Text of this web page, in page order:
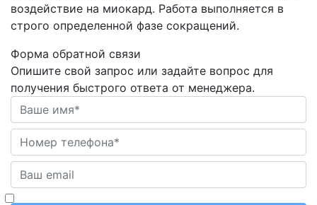
воздействие на миокард. Работа выполняется в
строго определенной фазе сокращений.
Форма обратной связи
Опишите свой запрос или задайте вопрос для
получения быстрого ответа от менеджера.